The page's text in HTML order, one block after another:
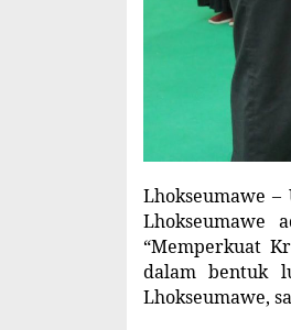
Lhokseumawe
Lhokseumawe
“Memperkuat
dalam bentuk
Lhokseumawe,